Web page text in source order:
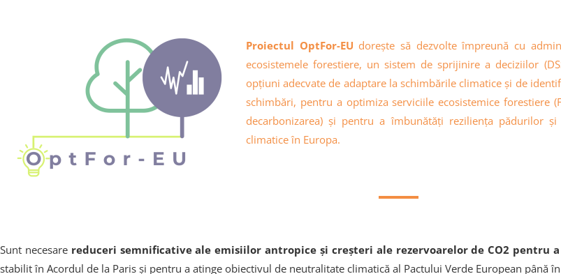
Proiectul OptFor-EU dorește să dezvolte împreună cu
ecosistemele forestiere, un sistem de sprijinire a deciziilor
opțiuni adecvate de adaptare la schimbările climatice și de
schimbări, pentru a optimiza serviciile ecosistemice forestiere
decarbonizarea) și pentru a îmbunătăți reziliența pădurilor
climatice în Europa.
Sunt necesare reduceri semnificative ale emisiilor antropice și creșteri ale rezervoarelor de CO2 pentru a
stabilit în Acordul de la Paris și pentru a atinge obiectivul de neutralitate climatică al Pactului Verde European până